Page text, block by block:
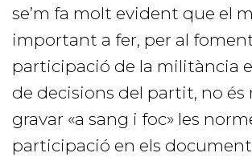
se’m fa molt evident que el
important a fer, per al
participació de la militància
de decisions del partit, no és
gravar «a sang i foc» les
participació en els